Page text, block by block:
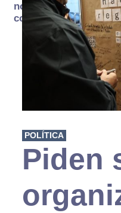
no se
consume
POLÍTICA
Piden